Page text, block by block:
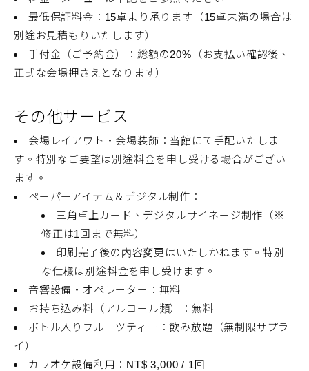
最低保証料金：15卓より承ります（15卓未満の場合は
別途お見積もりいたします）
手付金（ご予約金）：総額の20%（お支払い確認後、
正式な会場押さえとなります）
その他サービス
会場レイアウト・会場装飾：当館にて手配いたしま
す。特別なご要望は別途料金を申し受ける場合がござい
ます。
ペーパーアイテム＆デジタル制作：
三角卓上カード、デジタルサイネージ制作（※
修正は1回まで無料）
印刷完了後の内容変更はいたしかねます。特別
な仕様は別途料金を申し受けます。
音響設備・オペレーター：無料
お持ち込み料（アルコール類）：無料
ボトル入りフルーツティー：飲み放題（無制限サプラ
イ）
カラオケ設備利用：NT$ 3,000 / 1回